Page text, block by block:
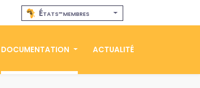
États-membres
DOCUMENTATION ACTUALITÉ